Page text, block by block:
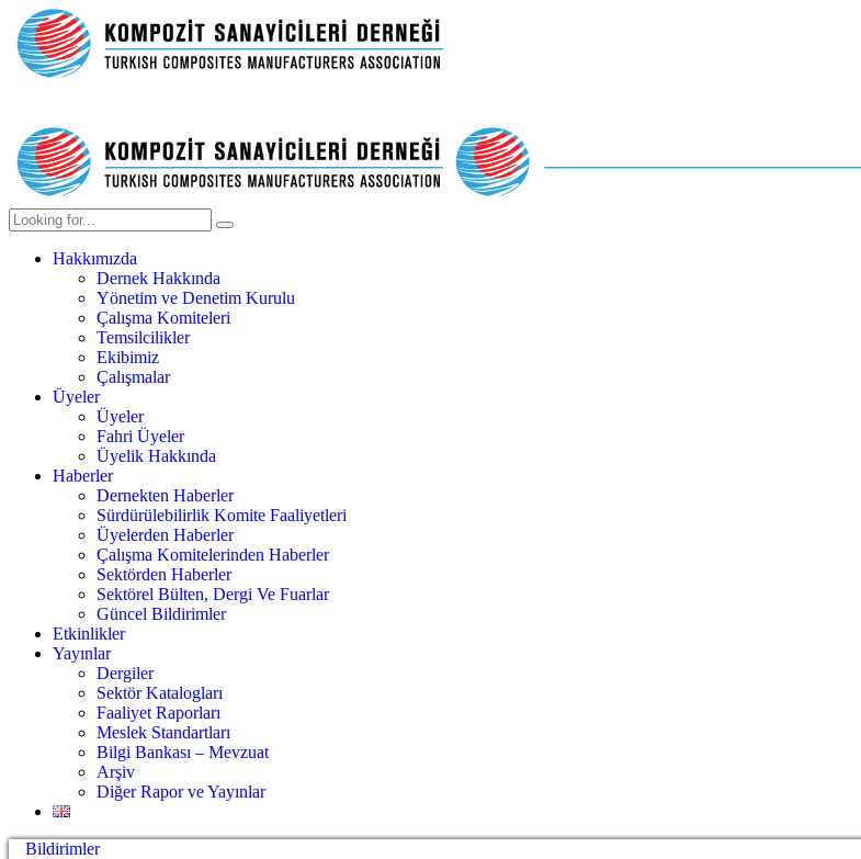
Hakkımızda
Dernek Hakkında
Yönetim ve Denetim Kurulu
Çalışma Komiteleri
Temsilcilikler
Ekibimiz
Çalışmalar
Üyeler
Üyeler
Fahri Üyeler
Üyelik Hakkında
Haberler
Dernekten Haberler
Sürdürülebilirlik Komite Faaliyetleri
Üyelerden Haberler
Çalışma Komitelerinden Haberler
Sektörden Haberler
Sektörel Bülten, Dergi Ve Fuarlar
Güncel Bildirimler
Etkinlikler
Yayınlar
Dergiler
Sektör Katalogları
Faaliyet Raporları
Meslek Standartları
Bilgi Bankası – Mevzuat
Arşiv
Diğer Rapor ve Yayınlar
Bildirimler